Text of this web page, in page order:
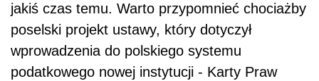
jakiś czas temu. Warto przypomnieć chociażby
poselski projekt ustawy, który dotyczył
wprowadzenia do polskiego systemu
podatkowego nowej instytucji - Karty Praw